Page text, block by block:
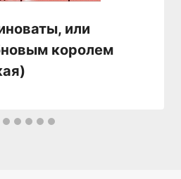
или
королем